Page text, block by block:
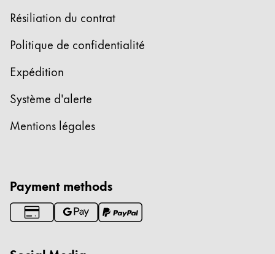
China
South Korea
한국어
New Zealand
Philippines
Singapore
English
Taiwan
Résiliation du contrat
Politique de confidentialité
Expédition
Système d'alerte
Mentions légales
Payment methods